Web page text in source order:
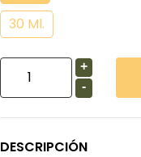
30 Ml.
+
-
DESCRIPCIÓN